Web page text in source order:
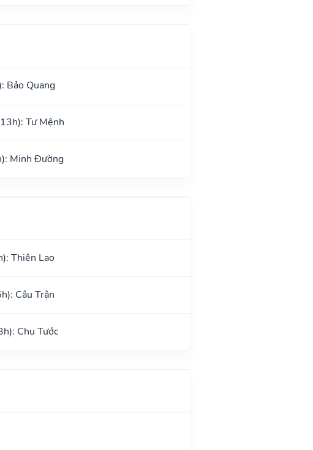
Bảo Quang
Tư Mệnh
Minh Đường
Thiên Lao
Câu Trận
Chu Tước